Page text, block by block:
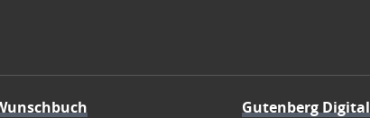
Gutenberg Digital